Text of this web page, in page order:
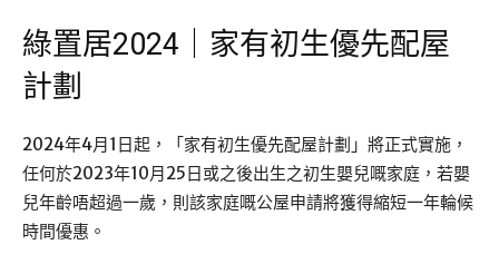
綠置居2024｜家有初生優先配屋
計劃
2024年4月1日起，「家有初生優先配屋計劃」將正式實施，
任何於2023年10月25日或之後出生之初生嬰兒嘅家庭，若嬰
兒年齡唔超過一歲，則該家庭嘅公屋申請將獲得縮短一年輪候
時間優惠。